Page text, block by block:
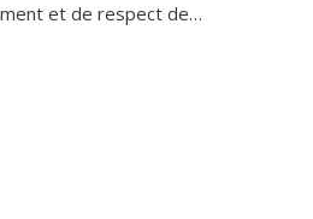
et de respect de…